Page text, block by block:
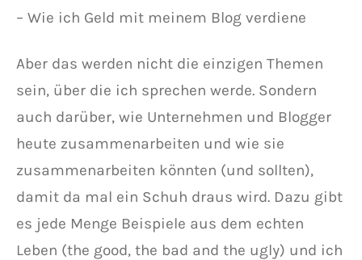
– Wie ich Geld mit meinem Blog verdiene
Aber das werden nicht die einzigen Themen
sein, über die ich sprechen werde. Sondern
auch darüber, wie Unternehmen und Blogger
heute zusammenarbeiten und wie sie
zusammenarbeiten könnten (und sollten),
damit da mal ein Schuh draus wird. Dazu gibt
es jede Menge Beispiele aus dem echten
Leben (the good, the bad and the ugly) und ich